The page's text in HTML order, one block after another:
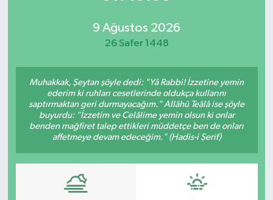
9 Ağustos 2026
26 Safer 1448
Muhakkak, Şeytan şöyle dedi: "Yâ Rabbi! İzzetine yemin
ederim ki ruhları cesetlerinde oldukça kullarını
saptırmaktan geri durmayacağım." Allâhü Teâlâ ise şöyle
buyurdu: "İzzetim ve Celâlime yemin olsun ki onlar
benden mağfiret talep ettikleri müddetçe ben de onları
affetmeye devam edeceğim." (Hadis-i Şerif)